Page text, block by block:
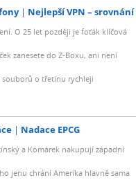
Nejlepší VPN – srovnání
O 25 let později je foťák klíčová
zanesete do Z-Boxu, ani není
souborů o třetinu rychleji
Nadace EPCG
a Komárek nakupují západní
jenu chrání Amerika hlavně sama